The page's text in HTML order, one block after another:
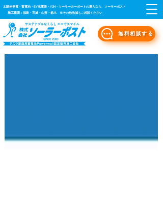
無料相談する
太陽光発電・蓄電池・EV充電器・V2H・ソーラーカーポートの導入なら、ソーラーポスト
施工範囲：福島・宮城・山形・栃木 ※その他地域もご相談ください